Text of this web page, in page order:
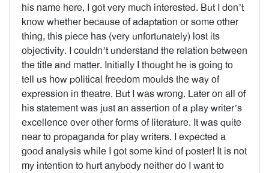
his name here, I got very much interested. But I don’t
know whether because of adaptation or some other
thing, this piece has (very unfortunately) lost its
objectivity. I couldn’t understand the relation between
the title and matter. Initially I thought he is going to
tell us how political freedom moulds the way of
expression in theatre. But I was wrong. Later on all of
his statement was just an assertion of a play writer’s
excellence over other forms of literature. It was quite
near to propaganda for play writers. I expected a
good analysis while I got some kind of poster! It is not
my intention to hurt anybody neither do I want to